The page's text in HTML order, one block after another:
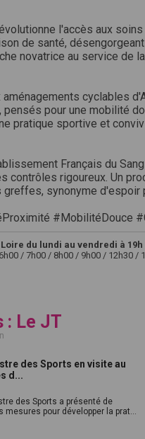
l'accès aux
de santé,
novatrice au service de
cyclables
pensés pour une mobilité
pratique sportive et
Français du
contrôles rigoureux. Un
synonyme d'espoir
#MobilitéDouce
du lundi au vendredi à 19h
/ 7h00 / 8h00 / 9h00 / 12h30 /
: Le JT
des Sports en visite au
d...
des Sports a présenté de
mesures pour développer la prat...